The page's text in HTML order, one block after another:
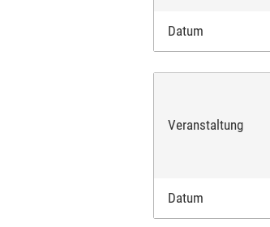
Datum
Veranstaltung
Datum